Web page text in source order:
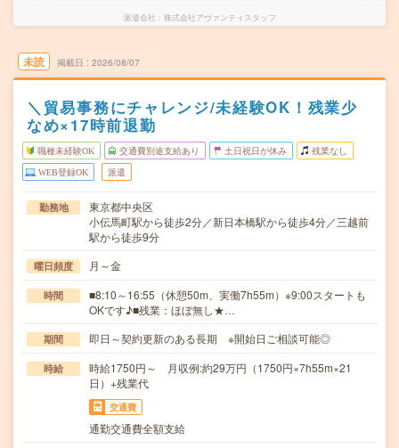
派遣会社 株式会社アヴァンティスタッフ
未読 掲載日 2026/08/07
＼貿易事務にチャレンジ/未経験OK！残業少
なめ×17時前退勤
職種未経験OK 交通費別途支給あり 土日祝日が休み 残業なし
WEB登録OK 派遣
勤務地
東京都中央区
小伝馬町駅から徒歩2分／新日本橋駅から徒歩4分／三越前
駅から徒歩9分
曜日頻度 月～金
時間
■8:10～16:55（休憩50m、実働7h55m）※9:00スタートも
OKです♪■残業：ほぼ無し★…
期間 即日～契約更新のある長期 ※開始日ご相談可能◎
時給
時給1750円～ 月収例:約29万円（1750円×7h55m×21
日）+残業代
交通費
通勤交通費全額支給